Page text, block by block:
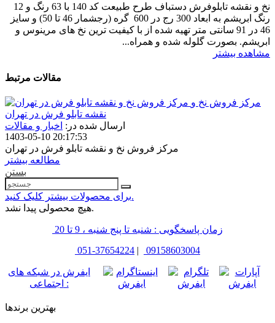
نخ و نقشه تابلوفرش دستباف طرح طبیعت کد 140 با 63 رنگ و 12
رنگ ابریشم به ابعاد 300 رج در 600 گره (رجشمار 46 تا 50) و سایز
46 در 91 سانتی متر تهیه شده از با کیفیت ترین نخ های مرینوس و
ابریشم. بصورت گلوله شده و همراه...
مشاهده بیشتر
مقالات مرتبط
مرکز فروش نخ و
نقشه تابلو فرش در تهران
ارسال شده در: اخبار و مقالات
1403-05-10 20:17:53
مرکز فروش نخ و نقشه تابلو فرش در تهران
مطالعه بیشتر
بستن
برای محصولات بیشتر کلیک کنید.
هیچ محصولی پیدا نشد.
زمان پاسخگویی : شنبه تا پنج شنبه ، 9 تا 20
051-37654224 | 09158603004
ایفرش در شبکه های
اجتماعی :
بهترین برندها